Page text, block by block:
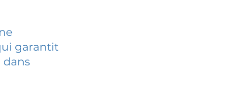
garantit
dans